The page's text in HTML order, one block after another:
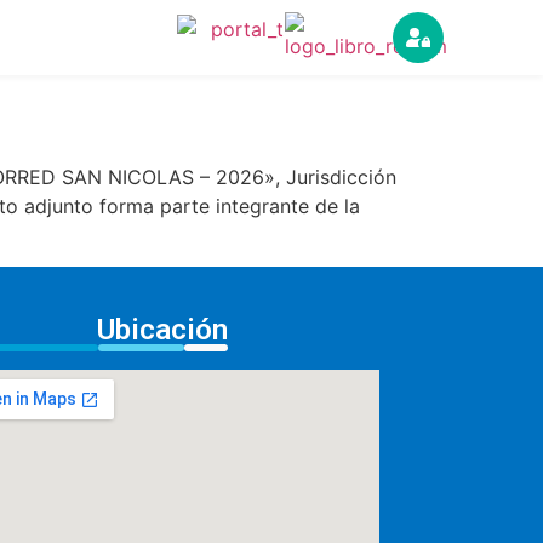
SAN NICOLAS – 2026», Jurisdicción
adjunto forma parte integrante de la
Ubicación